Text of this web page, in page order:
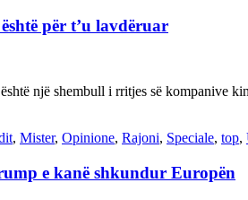
për t’u lavdëruar
një shembull i rritjes së
, Mister, Opinione, Rajoni, Speciale, top,
e kanë shkundur Europën